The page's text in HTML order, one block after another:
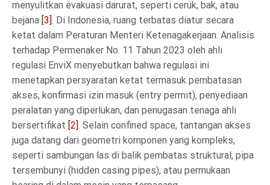
menyulitkan evakuasi darurat, seperti ceruk, bak, atau
bejana [3] . Di Indonesia, ruang terbatas diatur secara
ketat dalam Peraturan Menteri Ketenagakerjaan. Analisis
terhadap Permenaker No. 11 Tahun 2023 oleh ahli
regulasi EnviX menyebutkan bahwa regulasi ini
menetapkan persyaratan ketat termasuk pembatasan
akses, konfirmasi izin masuk (entry permit), penyediaan
peralatan yang diperlukan, dan penugasan tenaga ahli
bersertifikat [2] . Selain confined space, tantangan akses
juga datang dari geometri komponen yang kompleks,
seperti sambungan las di balik pembatas struktural, pipa
tersembunyi (hidden casing pipes), atau permukaan